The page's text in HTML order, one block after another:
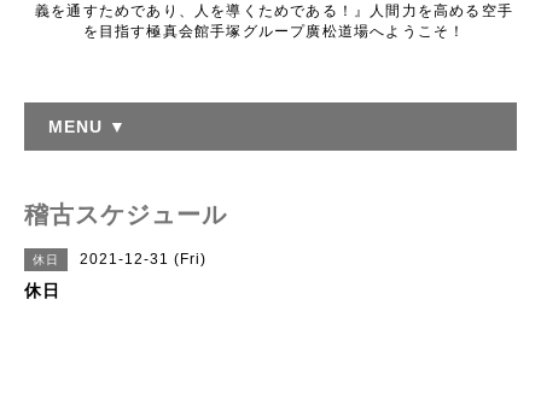
義を通すためであり、人を導くためである！』人間力を高める空手
を目指す極真会館手塚グループ廣松道場へようこそ！
MENU ▼
稽古スケジュール
休日 2021-12-31 (Fri)
休日